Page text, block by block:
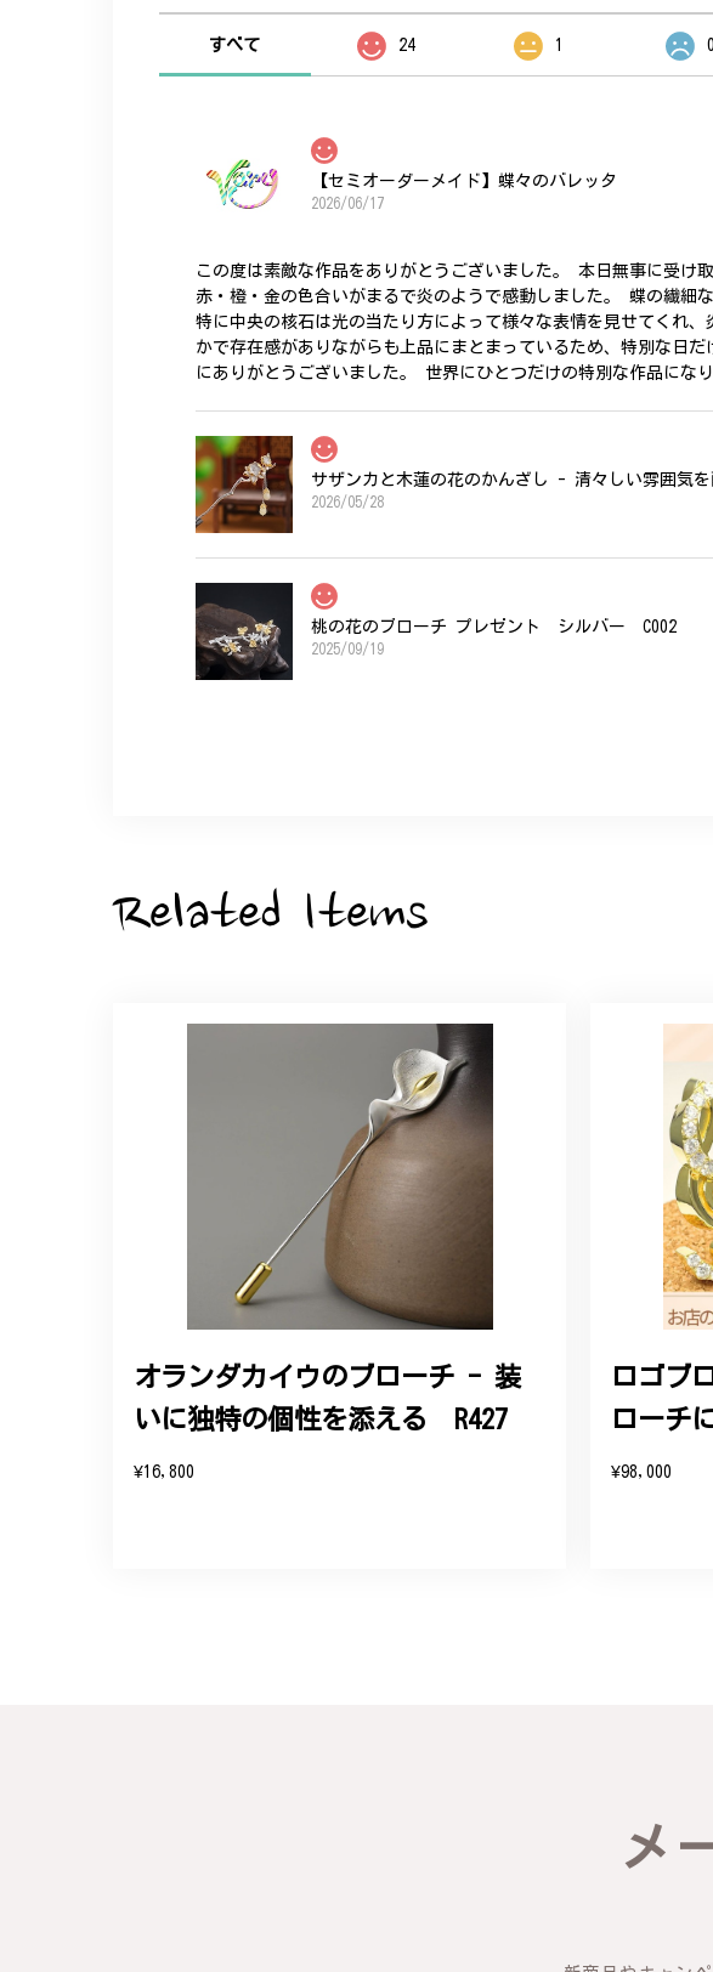
すべて 24 1 0
【セミオーダーメイド】蝶々のバレッタ
2026/06/17
この度は素敵な作品をありがとうございました。 本日無事に受け
赤・橙・金の色合いがまるで炎のようで感動しました。 蝶の繊細
特に中央の核石は光の当たり方によって様々な表情を見せてくれ
かで存在感がありながらも上品にまとまっているため、特別な日
にありがとうございました。 世界にひとつだけの特別な作品にな
サザンカと木蓮の花のかんざし - 清々しい雰囲気
2026/05/28
桃の花のブローチ プレゼント シルバー C002
2025/09/19
大切な節目のお祝いに、母へのプレゼント用に購入させていただ
【オーダーメイド】オリジナルリング
こちらのオーダーの細かい調整に何度も対応していただき、ありが
エレガントな蛇バングル！高級感あるスタイリッシ
バングルの腕周りのサイズ直しも料金に含まれており、こちらか
この度は素晴らしいレビューをいただき、誠にあ
変嬉しく思います。お届けしたバングルが期待以
参りますので、何かございましたらいつでもお気
Related Items
オランダカイウのブローチ - 装
いに独特の個性を添える R427
¥16,800
ロゴブ
ローチ
¥98,000
メ